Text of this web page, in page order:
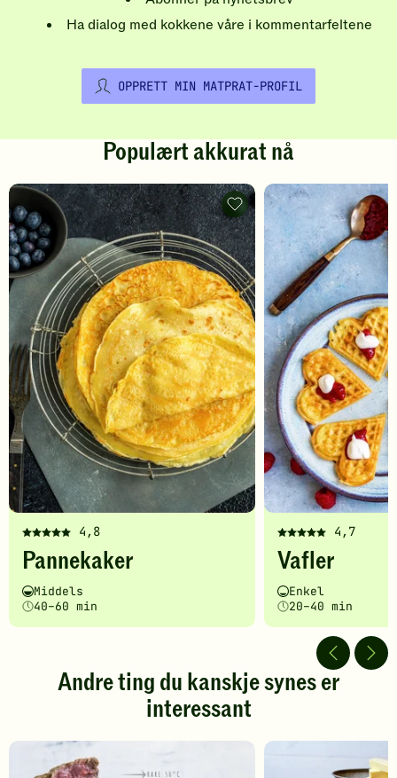
Ha dialog med kokkene våre i kommentarfeltene
OPPRETT MIN MATPRAT-PROFIL
Populært akkurat nå
4,8
Denne
oppskriften
fått
5
av
stjerner.
gi
Pannekaker
Vanskelighetsgrad
Middels
Tilberedningstid
40–60 min
Pannekaker
-
legg
til
favoritter
4,7
Denne
oppskriften
fått
5
av
stjerner.
Klikk
gi
Vafler
Vanskelighetsgrad
Enkel
Tilberedningstid
20–40 min
Andre ting du kanskje synes er
interessant